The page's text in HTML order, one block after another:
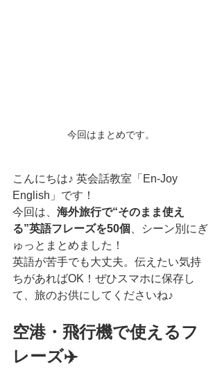
今回はまとめです。
こんにちは♪ 英会話教室「En-Joy
English」です！
今回は、 海外旅行で“そのまま使え
る”英語フレーズを50個
、シーン別にぎ
ゅっとまとめました！
英語が苦手でも大丈夫。伝えたい気持
ちがあればOK！ぜひスマホに保存し
て、旅のお供にしてくださいね♪
空港・飛行機で使えるフ
レーズ✈️